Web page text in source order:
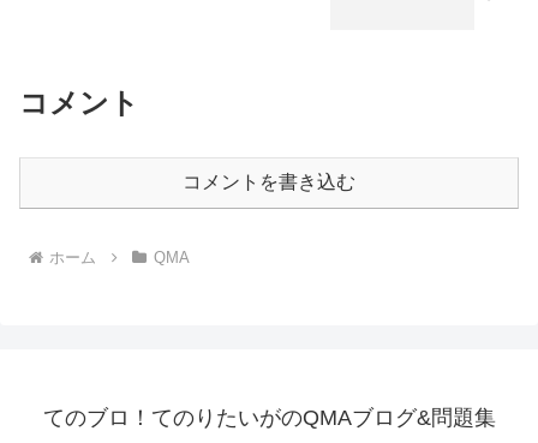
コメント
コメントを書き込む
ホーム QMA
てのブロ！てのりたいがのQMAブログ&問題集